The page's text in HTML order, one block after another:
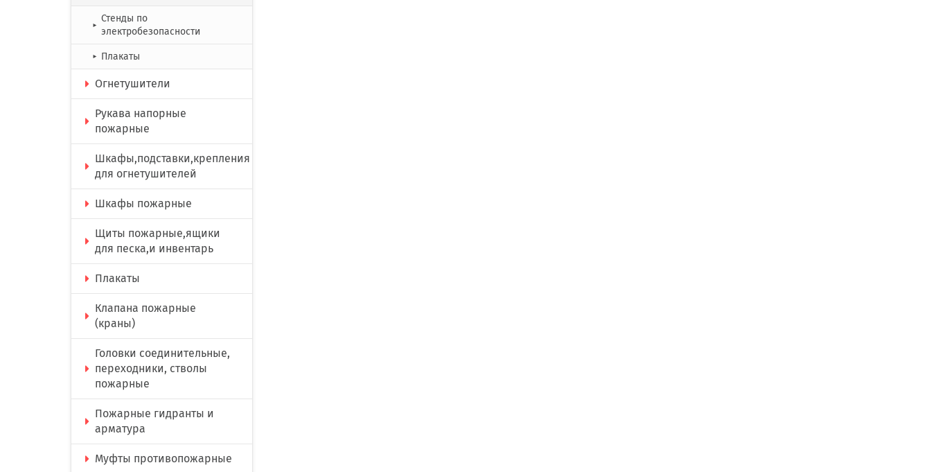
►
Стенды по
электробезопасности
► Плакаты
Огнетушители
Рукава напорные
пожарные
Шкафы,подставки,крепления
для огнетушителей
Шкафы пожарные
Щиты пожарные,ящики
для песка,и инвентарь
Плакаты
Клапана пожарные
(краны)
Головки соединительные,
переходники, стволы
пожарные
Пожарные гидранты и
арматура
Муфты противопожарные